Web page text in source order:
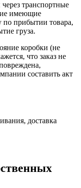
транспортные
имеющие
прибытии товара,
груза.
коробки (не
что заказ не
составить акт
доставка